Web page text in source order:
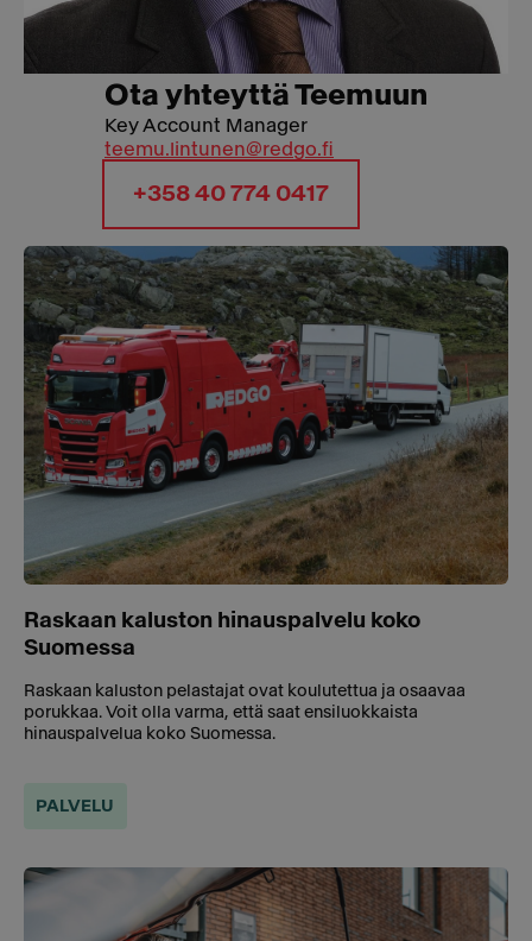
Ota yhteyttä Teemuun
Key Account Manager
teemu.lintunen@redgo.fi
+358 40 774 0417
Raskaan kaluston hinauspalvelu koko
Suomessa
Raskaan kaluston pelastajat ovat koulutettua ja osaavaa
porukkaa. Voit olla varma, että saat ensiluokkaista
hinauspalvelua koko Suomessa.
PALVELU